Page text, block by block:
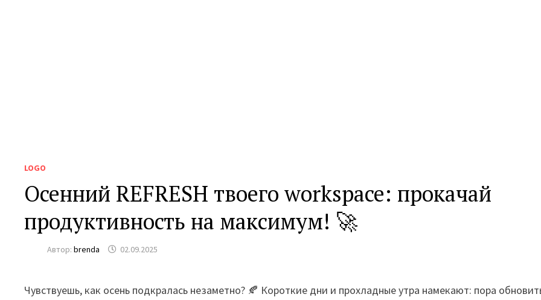
LOGO
Осенний REFRESH твоего workspace: прокачай
продуктивность на максимум! 🚀
Автор:brenda 02.09.2025
Чувствуешь, как осень подкралась незаметно? 🍂 Короткие дни и прохладные утра намекают: пора